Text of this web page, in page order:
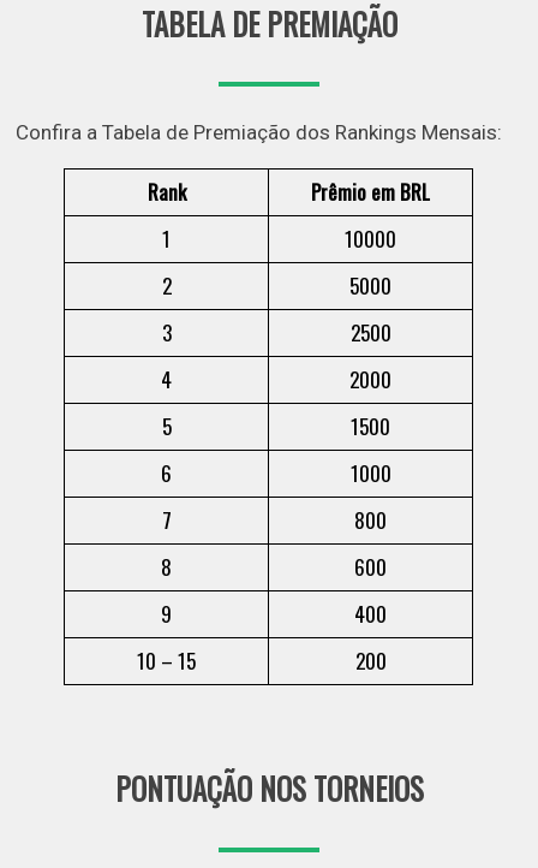
TABELA DE PREMIAÇÃO
Confira a Tabela de Premiação dos Rankings Mensais:
Rank
Prêmio em BRL
1
10000
2
5000
3
2500
4
2000
5
1500
6
1000
7
800
8
600
9
400
10 – 15
200
PONTUAÇÃO NOS TORNEIOS